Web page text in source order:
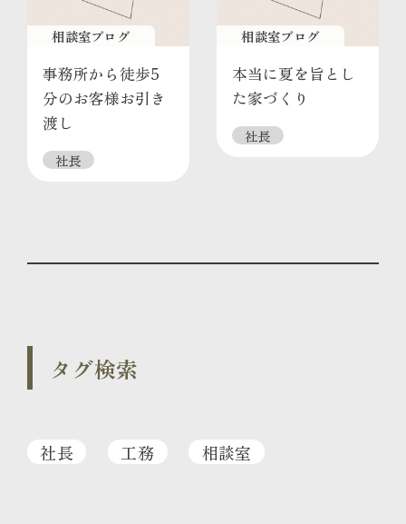
相談室ブログ
事務所から徒歩5
分のお客様お引き
渡し
社長
相談室ブログ
本当に夏を旨とし
た家づくり
社長
タグ検索
社長 工務 相談室